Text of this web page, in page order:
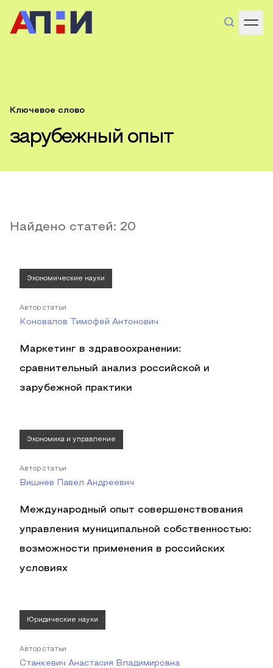
Ключевое слово
зарубежный опыт
Найдено статей: 20
Экономические науки
Автор статьи
Коновалов Тимофей Антонович
Маркетинг в здравоохранении:
сравнительный анализ российской и
зарубежной практики
Экономика и управление
Автор статьи
Вишнев Павел Андреевич
Международный опыт совершенствования
управления муниципальной собственностью:
возможности применения в российских
условиях
Юридические науки
Автор статьи
Станкевич Анастасия Владимировна